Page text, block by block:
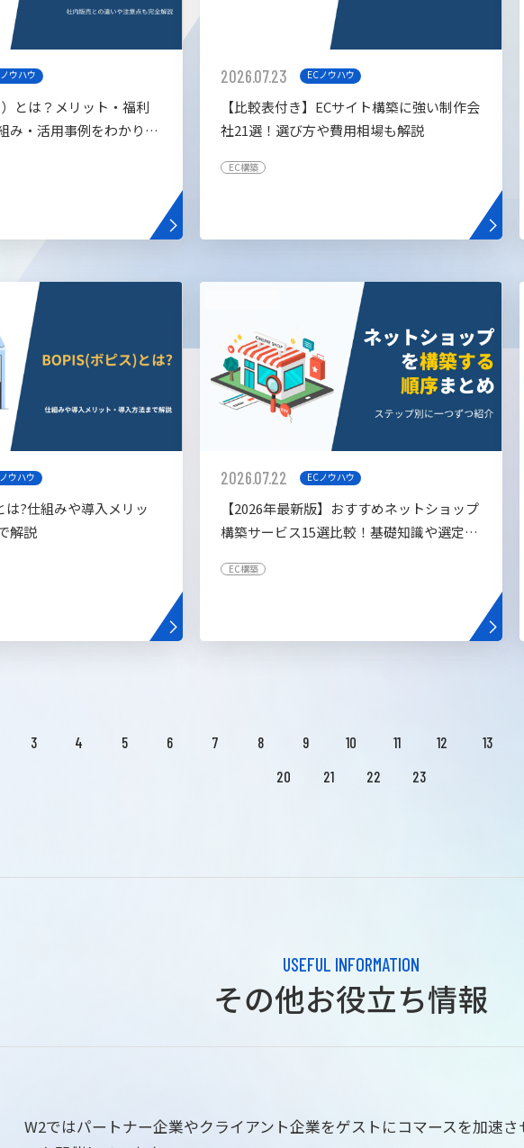
ウハウ
とは？メリット・福利
み・活用事例をわかりや
2026.07.23 ECノウハウ
【比較表付き】ECサイト構築に強い制作会
社21選！選び方や費用相場も解説
EC構築
ウハウ
は?仕組みや導入メリッ
解説
2026.07.22 ECノウハウ
【2026年最新版】おすすめネットショップ
構築サービス15選比較！基礎知識や選定基
EC構築
3 4 5 6 7 8 9 10 11 12 13
20
21 22 23
USEFUL INFORMATION
その他お役立ち情報
W2ではパートナー企業やクライアント企業をゲストにコマースを加速さ